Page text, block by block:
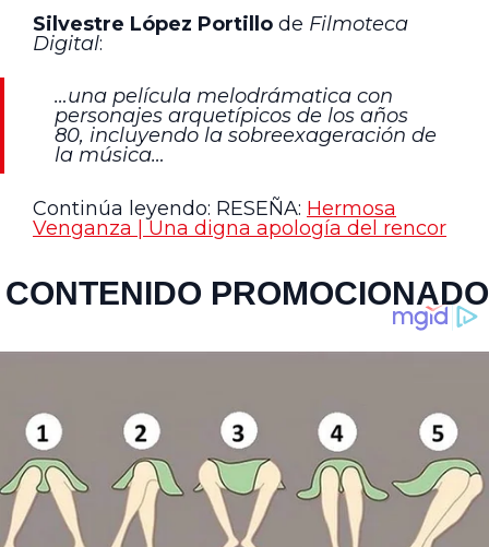
Silvestre López Portillo de Filmoteca
Digital:
…una película melodrámatica con
personajes arquetípicos de los años
80, incluyendo la sobreexageración de
la música…
Continúa leyendo: RESEÑA: Hermosa
Venganza | Una digna apología del rencor